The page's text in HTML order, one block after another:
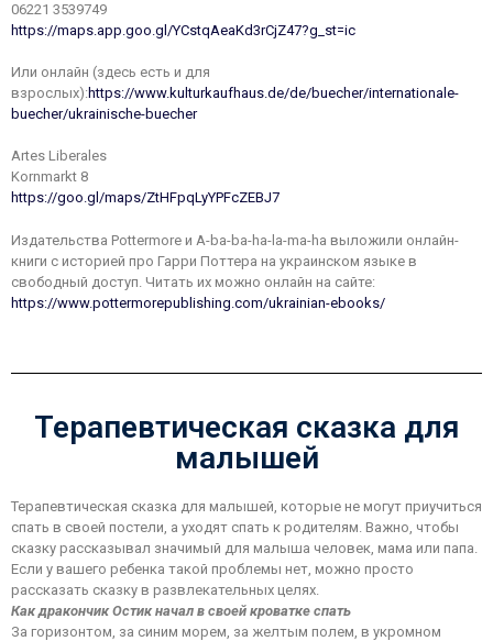
06221 3539749
https://maps.app.goo.gl/YCstqAeaKd3rCjZ47?g_st=ic
Или онлайн (здесь есть и для
взрослых): https://www.kulturkaufhaus.de/de/buecher/internationale-
buecher/ukrainische-buecher
Artes Liberales
Kornmarkt 8
https://goo.gl/maps/ZtHFpqLyYPFcZEBJ7
Издательства Pottermore и A-ba-ba-ha-la-ma-ha выложили онлайн-
книги с историей про Гарри Поттера на украинском языке в
свободный доступ. Читать их можно онлайн на сайте:
https://www.pottermorepublishing.com/ukrainian-ebooks/
Терапевтическая сказка для
малышей
Терапевтическая сказка для малышей, которые не могут приучиться
спать в своей постели, а уходят спать к родителям. Важно, чтобы
сказку рассказывал значимый для малыша человек, мама или папа.
Если у вашего ребенка такой проблемы нет, можно просто
рассказать сказку в развлекательных целях.
Как дракончик Остик начал в своей кроватке спать
За горизонтом, за синим морем, за желтым полем, в укромном